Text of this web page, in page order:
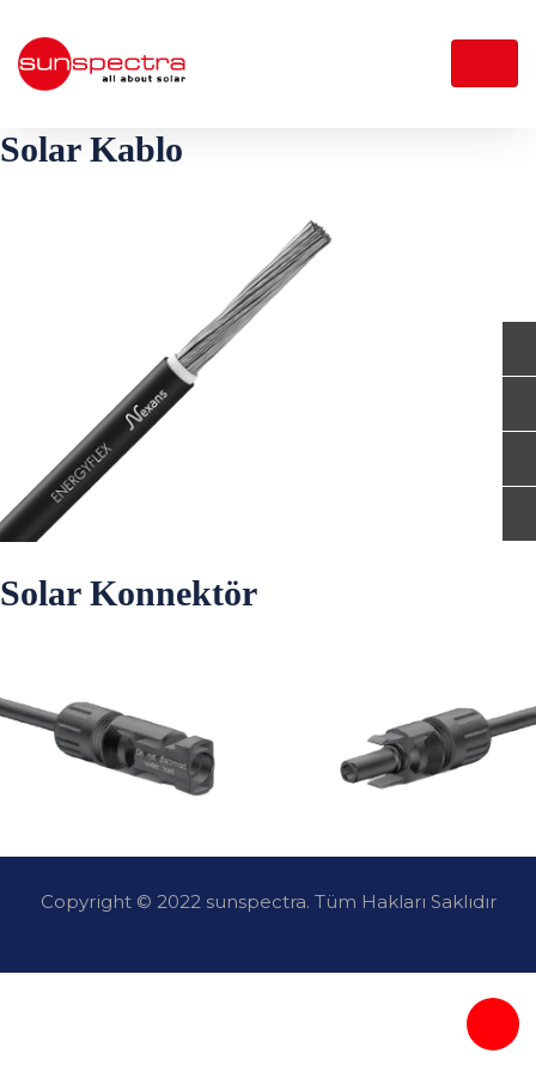
Solar Kablo
Solar Konnektör
Copyright © 2022 sunspectra. Tüm Hakları Saklıdır